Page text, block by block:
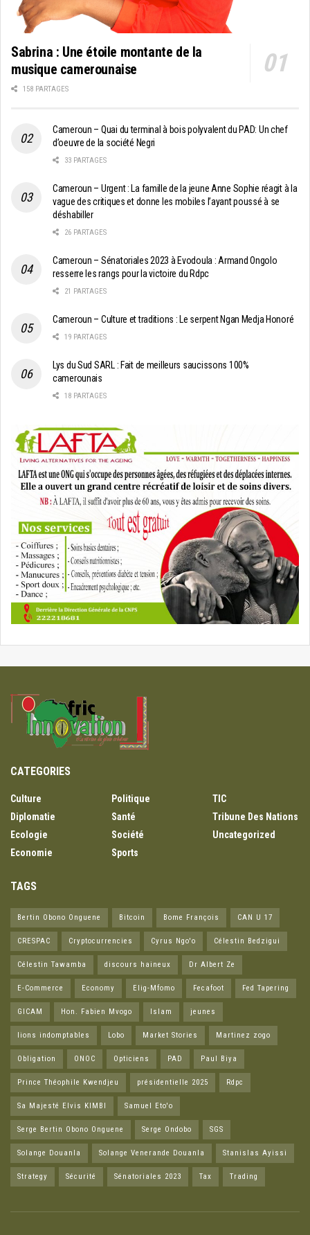
Sabrina : Une étoile montante de la
musique camerounaise
158 PARTAGES
Cameroun – Quai du terminal à bois polyvalent du PAD: Un chef
d’oeuvre de la société Negri
33 PARTAGES
Cameroun – Urgent : La famille de la jeune Anne Sophie réagit à la
vague des critiques et donne les mobiles l’ayant poussé à se
déshabiller
26 PARTAGES
Cameroun – Sénatoriales 2023 à Evodoula : Armand Ongolo
resserre les rangs pour la victoire du Rdpc
21 PARTAGES
Cameroun – Culture et traditions : Le serpent Ngan Medja Honoré
19 PARTAGES
Lys du Sud SARL : Fait de meilleurs saucissons 100%
camerounais
18 PARTAGES
CATEGORIES
Culture
Diplomatie
Ecologie
Economie
Politique
Santé
Société
Sports
TIC
Tribune Des Nations
Uncategorized
TAGS
Bertin Obono Onguene Bitcoin Bome François CAN U 17
CRESPAC Cryptocurrencies Cyrus Ngo'o Célestin Bedzigui
Célestin Tawamba discours haineux Dr Albert Ze
E-Commerce Economy Elig-Mfomo Fecafoot Fed Tapering
GICAM Hon. Fabien Mvogo Islam jeunes
lions indomptables Lobo Market Stories Martinez zogo
Obligation ONOC Opticiens PAD Paul Biya
Prince Théophile Kwendjeu présidentielle 2025 Rdpc
Sa Majesté Elvis KIMBI Samuel Eto'o
Serge Bertin Obono Onguene Serge Ondobo SGS
Solange Douanla Solange Venerande Douanla Stanislas Ayissi
Strategy Sécurité Sénatoriales 2023 Tax Trading